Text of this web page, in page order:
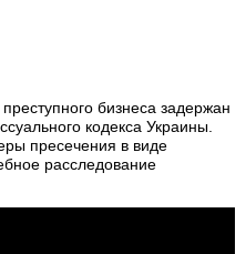
бизнеса задержан
кодекса Украины.
пресечения в виде
расследование